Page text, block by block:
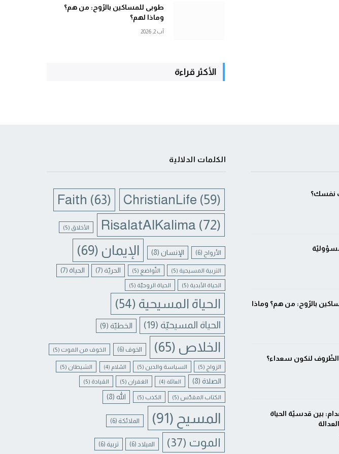
طوبى للمساكين بالرّوح: من هم؟
وماذا لهم؟
آب 2, 2026
الأكثر قراءة
نفسك؟
بالرّوح: من هم؟ وماذا
لنكون سعداء؟
بين قدسيّة الحياة
الكلمات الدلالية
ChristianLife (59)
Faith (63)
RisalatAlKalima (72) الأخلاق (5)
الأرواح (6) الإنسان(8) الإيمان (69)
التربية المسيحية (5) التّواضع (5) الحريّة (7) الحياة (7)
الحياة الأبدية (5) الحياة الروحيّة (5)
الحياة المسيحية (54)
الحياة المسيحيّة (19) الخطيّة(9)
الخلاص (65) الخوف (6) الخوف من الموت (5)
الزواج (5) السياسة والدين (5) السّلام (4) الشيطان (5)
الصلاة (8) العائلة (4) الغفران (5) القيادة (5)
الكتاب المقدّس (5) الكذب (5) الله(8)
المسيح (91) الملائكة (6)
الموت (37) الميلاد (6) تربية (6)